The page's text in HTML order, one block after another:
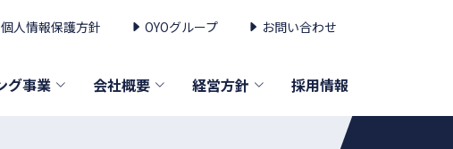
個人情報保護方針 OYOグループ お問い合わせ
グ事業 会社概要 経営方針 採用情報